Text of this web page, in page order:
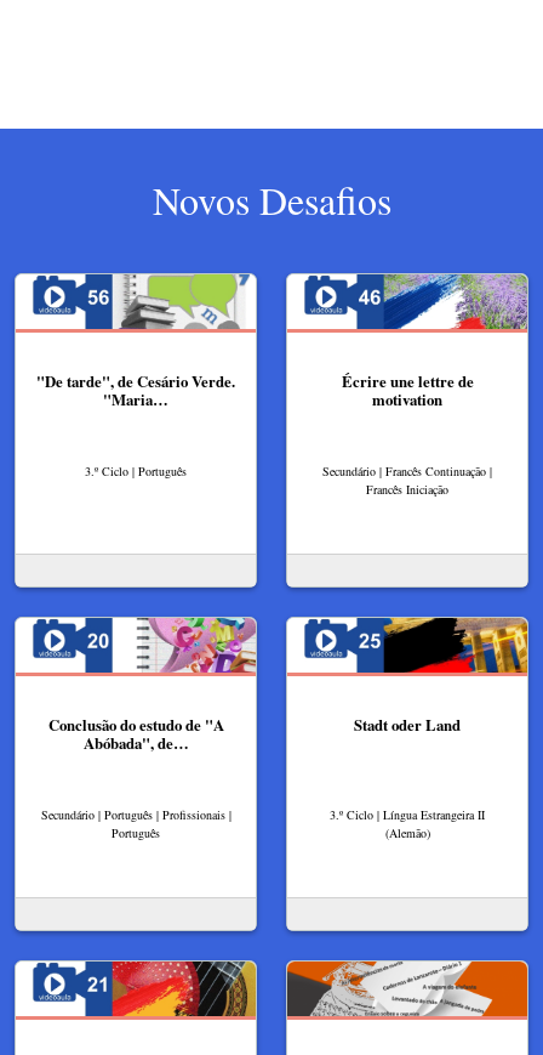
Novos Desafios
"De tarde", de Cesário Verde.
"Maria…
3.º Ciclo | Português
Écrire une lettre de
motivation
Secundário | Francês Continuação |
Francês Iniciação
Conclusão do estudo de "A
Abóbada", de…
Secundário | Português | Profissionais |
Português
Stadt oder Land
3.º Ciclo | Língua Estrangeira II
(Alemão)